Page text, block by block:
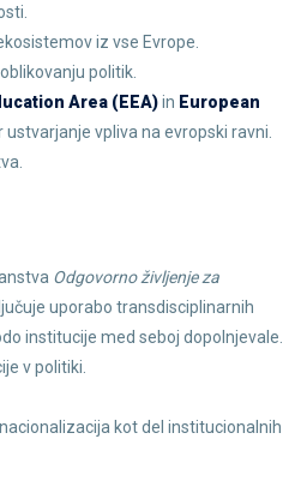
iz vse Evrope.
politik.
Area (EEA)in European
ustvarjanje vpliva na evropski ravni.
Odgovorno življenje za
uporabo transdisciplinarnih
institucije med seboj dopolnjevale.
v politiki.
kot del institucionalnih